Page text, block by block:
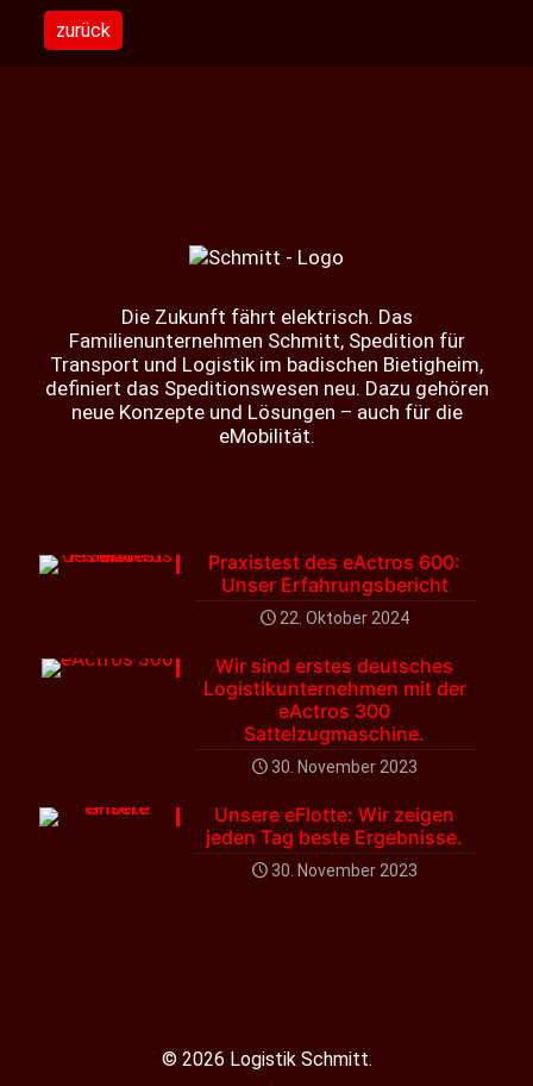
zurück
Die Zukunft fährt elektrisch. Das
Familienunternehmen Schmitt, Spedition für
Transport und Logistik im badischen Bietigheim,
definiert das Speditionswesen neu. Dazu gehören
neue Konzepte und Lösungen – auch für die
eMobilität.
Praxistest des eActros 600:
Unser Erfahrungsbericht
22. Oktober 2024
Wir sind erstes deutsches
Logistikunternehmen mit der
eActros 300
Sattelzugmaschine.
30. November 2023
Unsere eFlotte: Wir zeigen
jeden Tag beste Ergebnisse.
30. November 2023
© 2026 Logistik Schmitt.